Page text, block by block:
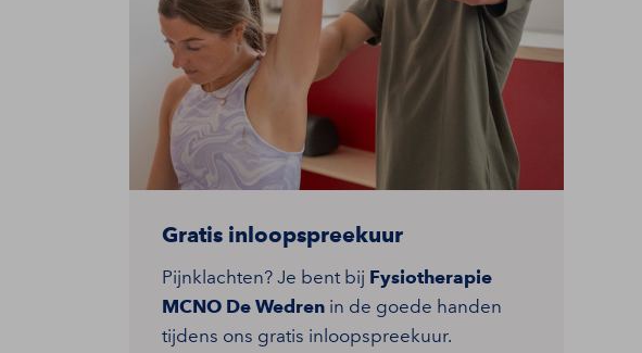
Gratis inloopspreekuur
Pijnklachten? Je bent bij Fysiotherapie
MCNO De Wedren in de goede handen
tijdens ons gratis inloopspreekuur.